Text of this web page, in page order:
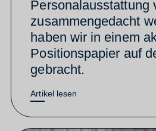
Personalausstattung
zusammengedacht
haben wir in einem
Positionspapier auf
gebracht.
Artikel lesen